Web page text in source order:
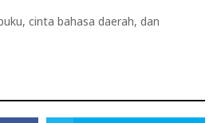
cinta bahasa daerah, dan